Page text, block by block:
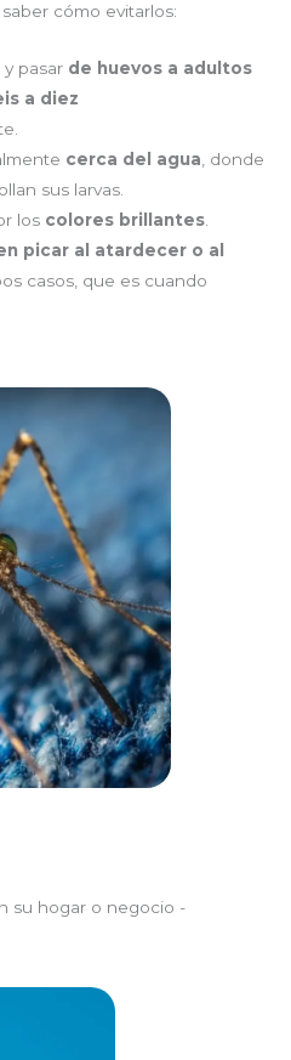
cómo evitarlos:
pasar de huevos a adultos
a diez
cerca del agua , donde
sus larvas.
los colores brillantes
picar al atardecer o al
casos, que es cuando
su hogar o negocio -